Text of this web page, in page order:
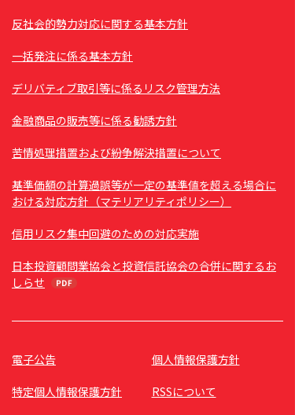
反社会的勢力対応に関する基本方針
一括発注に係る基本方針
デリバティブ取引等に係るリスク管理方法
金融商品の販売等に係る勧誘方針
苦情処理措置および紛争解決措置について
基準価額の計算過誤等が一定の基準値を超える場合に
おける対応方針（マテリアリティポリシー）
信用リスク集中回避のための対応実施
日本投資顧問業協会と投資信託協会の合併に関するお
しらせ
電子公告 個人情報保護方針
特定個人情報保護方針 RSSについて